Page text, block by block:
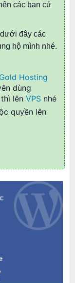
các bạn cứ
đây các
hộ mình nhé.
Hosting
dùng
lên VPS nhé
quyền lên